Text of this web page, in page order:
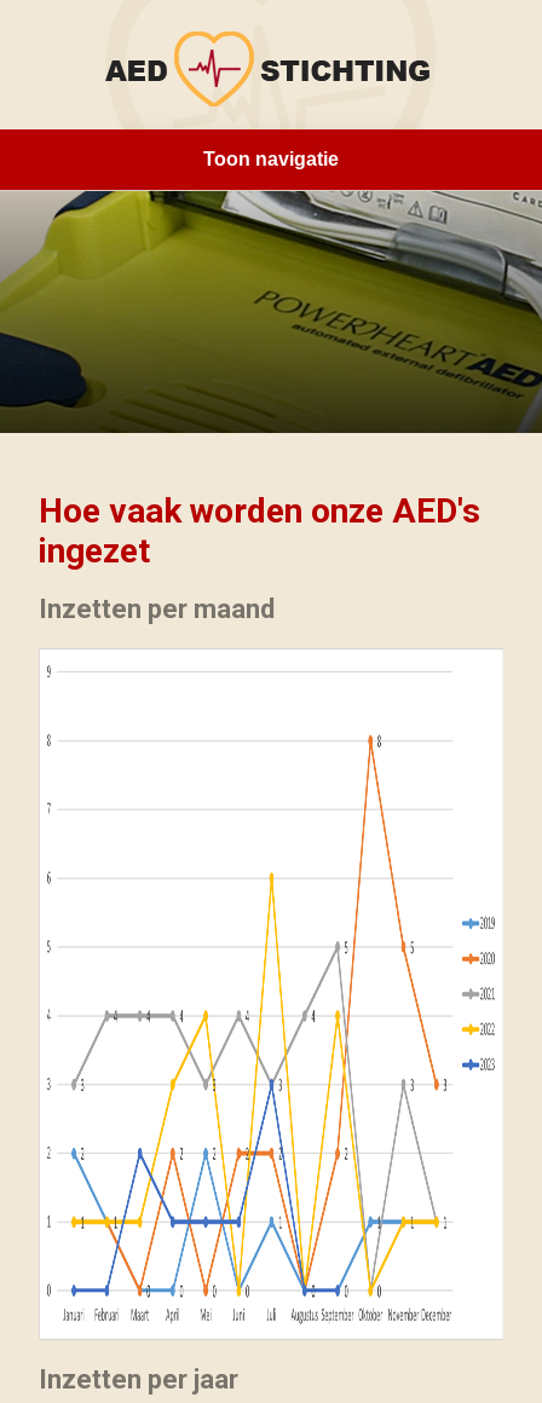
Toon navigatie
Home
Over ons
Opleidingen
Sponsoren
Hoe vaak worden onze AED's
ingezet
Inzetten per maand
Inzetten per jaar